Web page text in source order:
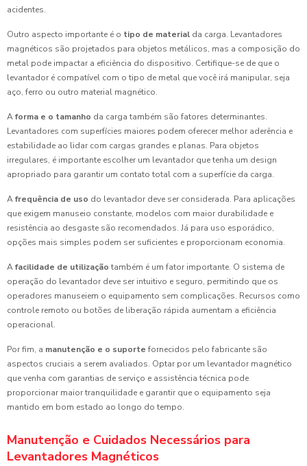
acidentes.
Outro aspecto importante é o tipo de material da carga. Levantadores
magnéticos são projetados para objetos metálicos, mas a composição do
metal pode impactar a eficiência do dispositivo. Certifique-se de que o
levantador é compatível com o tipo de metal que você irá manipular, seja
aço, ferro ou outro material magnético.
Aforma e o tamanho da carga também são fatores determinantes.
Levantadores com superfícies maiores podem oferecer melhor aderência e
estabilidade ao lidar com cargas grandes e planas. Para objetos
irregulares, é importante escolher um levantador que tenha um design
apropriado para garantir um contato total com a superfície da carga.
Afrequência de uso do levantador deve ser considerada. Para aplicações
que exigem manuseio constante, modelos com maior durabilidade e
resistência ao desgaste são recomendados. Já para uso esporádico,
opções mais simples podem ser suficientes e proporcionam economia.
Afacilidade de utilização também é um fator importante. O sistema de
operação do levantador deve ser intuitivo e seguro, permitindo que os
operadores manuseiem o equipamento sem complicações. Recursos como
controle remoto ou botões de liberação rápida aumentam a eficiência
operacional.
Por fim, a manutenção e o suporte fornecidos pelo fabricante são
aspectos cruciais a serem avaliados. Optar por um levantador magnético
que venha com garantias de serviço e assistência técnica pode
proporcionar maior tranquilidade e garantir que o equipamento seja
mantido em bom estado ao longo do tempo.
Manutenção e Cuidados Necessários para
Levantadores Magnéticos